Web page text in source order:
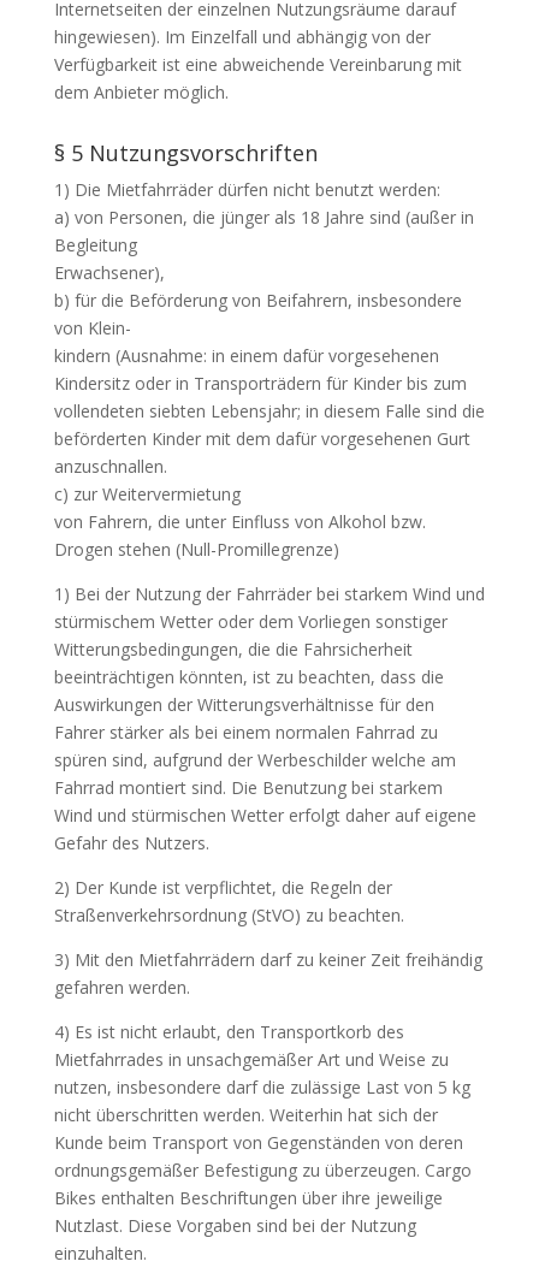
Internetseiten der einzelnen Nutzungsräume darauf
hingewiesen). Im Einzelfall und abhängig von der
Verfügbarkeit ist eine abweichende Vereinbarung mit
dem Anbieter möglich.
§ 5 Nutzungsvorschriften
1) Die Mietfahrräder dürfen nicht benutzt werden:
a) von Personen, die jünger als 18 Jahre sind (außer in
Begleitung
Erwachsener),
b) für die Beförderung von Beifahrern, insbesondere
von Klein-
kindern (Ausnahme: in einem dafür vorgesehenen
Kindersitz oder in Transporträdern für Kinder bis zum
vollendeten siebten Lebensjahr; in diesem Falle sind die
beförderten Kinder mit dem dafür vorgesehenen Gurt
anzuschnallen.
c) zur Weitervermietung
von Fahrern, die unter Einfluss von Alkohol bzw.
Drogen stehen (Null-Promillegrenze)
1) Bei der Nutzung der Fahrräder bei starkem Wind und
stürmischem Wetter oder dem Vorliegen sonstiger
Witterungsbedingungen, die die Fahrsicherheit
beeinträchtigen könnten, ist zu beachten, dass die
Auswirkungen der Witterungsverhältnisse für den
Fahrer stärker als bei einem normalen Fahrrad zu
spüren sind, aufgrund der Werbeschilder welche am
Fahrrad montiert sind. Die Benutzung bei starkem
Wind und stürmischen Wetter erfolgt daher auf eigene
Gefahr des Nutzers.
2) Der Kunde ist verpflichtet, die Regeln der
Straßenverkehrsordnung (StVO) zu beachten.
3) Mit den Mietfahrrädern darf zu keiner Zeit freihändig
gefahren werden.
4) Es ist nicht erlaubt, den Transportkorb des
Mietfahrrades in unsachgemäßer Art und Weise zu
nutzen, insbesondere darf die zulässige Last von 5 kg
nicht überschritten werden. Weiterhin hat sich der
Kunde beim Transport von Gegenständen von deren
ordnungsgemäßer Befestigung zu überzeugen. Cargo
Bikes enthalten Beschriftungen über ihre jeweilige
Nutzlast. Diese Vorgaben sind bei der Nutzung
einzuhalten.